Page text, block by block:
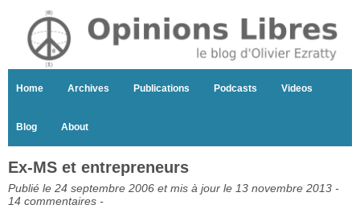
Home Archives Publications Podcasts Videos
Blog About
Ex-MS et entrepreneurs
Publié le 24 septembre 2006 et mis à jour le 13 novembre 2013 -
14 commentaires -